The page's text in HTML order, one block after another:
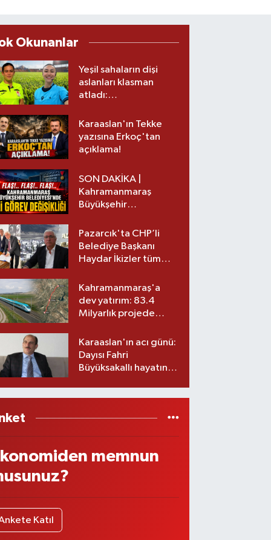
Okunanlar
Yeşil sahaların dişi
aslanları klasman
atladı:
üst lige iki transfer!
Karaaslan'ın Tekke
yazısına Erkoç'tan
açıklama!
SON DAKİKA |
Kahramanmaraş
Büyükşehir
görev değişikliği!
Pazarcık'ta CHP’li
Belediye Başkanı
Haydar İkizler tüm
yeni partisi
Kahramanmaraş'a
dev yatırım: 83.4
Milyarlık projede
Karaaslan'ın acı günü:
Dayısı Fahri
Büyüksakallı hayatını
memnun
Katıl